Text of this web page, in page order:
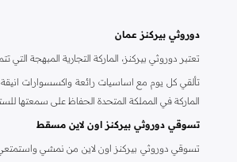
دوروثي بيركنز عمان
تعتبر دوروثي بيركنز، الماركة التجارية المبهجة
تألقي كل يوم مع اساسيات رائعة واكسسوارات
الماركة في المملكة المتحدة الحفاظ على سمعتها
تسوقي دوروثي بيركنز اون لاين مسقط
تسوقي دوروثي بيركنز اون لاين من نمشي